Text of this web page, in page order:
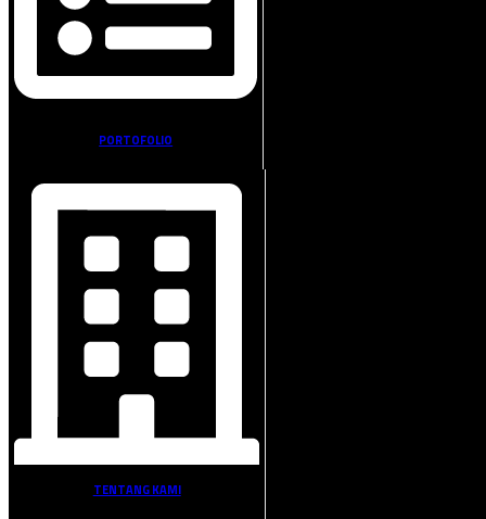
PORTOFOLIO
TENTANG KAMI